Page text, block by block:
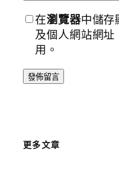
在瀏覽器中儲存
及個人網站網
用。
更多文章